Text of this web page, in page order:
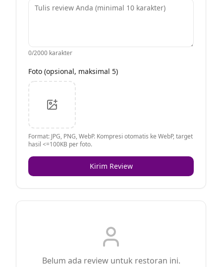
0/2000 karakter
Foto (opsional, maksimal 5)
Format: JPG, PNG, WebP. Kompresi otomatis ke WebP, target
hasil <=100KB per foto.
Kirim Review
Belum ada review untuk restoran ini.